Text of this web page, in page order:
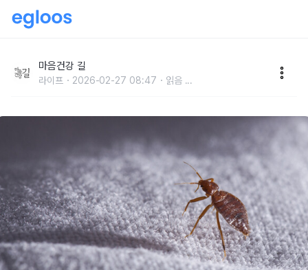
마음건강 길
라이프 2026-02-27 08:47 읽음 ...